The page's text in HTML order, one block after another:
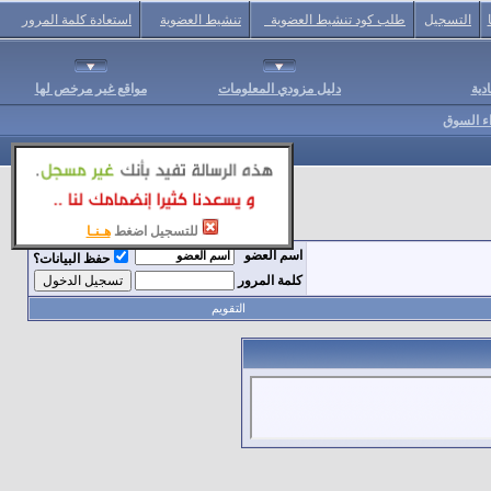
للتسجيل اضغط هـنـا
التسجيل طلب كود تنشيط العضوية تنشيط العضوية استعادة كلمة المرور
دليل مزودي المعلومات مواقع غير مرخص لها
السوق
اسم العضو
حفظ البيانات؟
كلمة المرور
التقويم